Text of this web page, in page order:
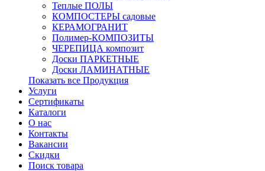
Теплые ПОЛЫ
КОМПОСТЕРЫ садовые
КЕРАМОГРАНИТ
Полимер-КОМПОЗИТЫ
ЧЕРЕПИЦА композит
Доски ПАРКЕТНЫЕ
Доски ЛАМИНАТНЫЕ
Показать все Продукция
Услуги
Сертификаты
Каталоги
О нас
Контакты
Вакансии
Скидки
Поиск товара